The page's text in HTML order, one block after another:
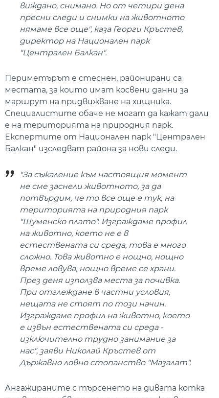
виждано, снимано. Но от четири дена
пресни следи и снимки на животното
нямаме все още", каза Георги Кръстев,
директор на Национален парк
"Централен Балкан".
Периметърът е стеснен, районирани са
местата, за които имат косвени данни за
маршрут на придвижване на хищника.
Специалистите обаче не могат да кажат дали
е на територията на природния парк.
Експертите от Национален парк "Централен
Балкан" изследват района за нови следи.
"За съжаление към настоящия момент
не сме заснели животното, за да
потвърдим, че то все още е тук, на
територията на природния парк
"Шуменско плато". Изграждаме профил
на животно, което не е в
естествената си среда, това е много
сложно. Това животно е нощно, нощно
време ловува, нощно време се храни.
През деня използва места за почивка.
При отглеждане в частни условия,
нещата не стоят по този начин.
Изграждаме профил на животно, което
е извън естествената си среда -
изключително трудно занимание за
нас", заяви Николай Кръстев от
Държавно ловно стопанство "Мазалат".
Ангажираните с търсенето на дивата котка